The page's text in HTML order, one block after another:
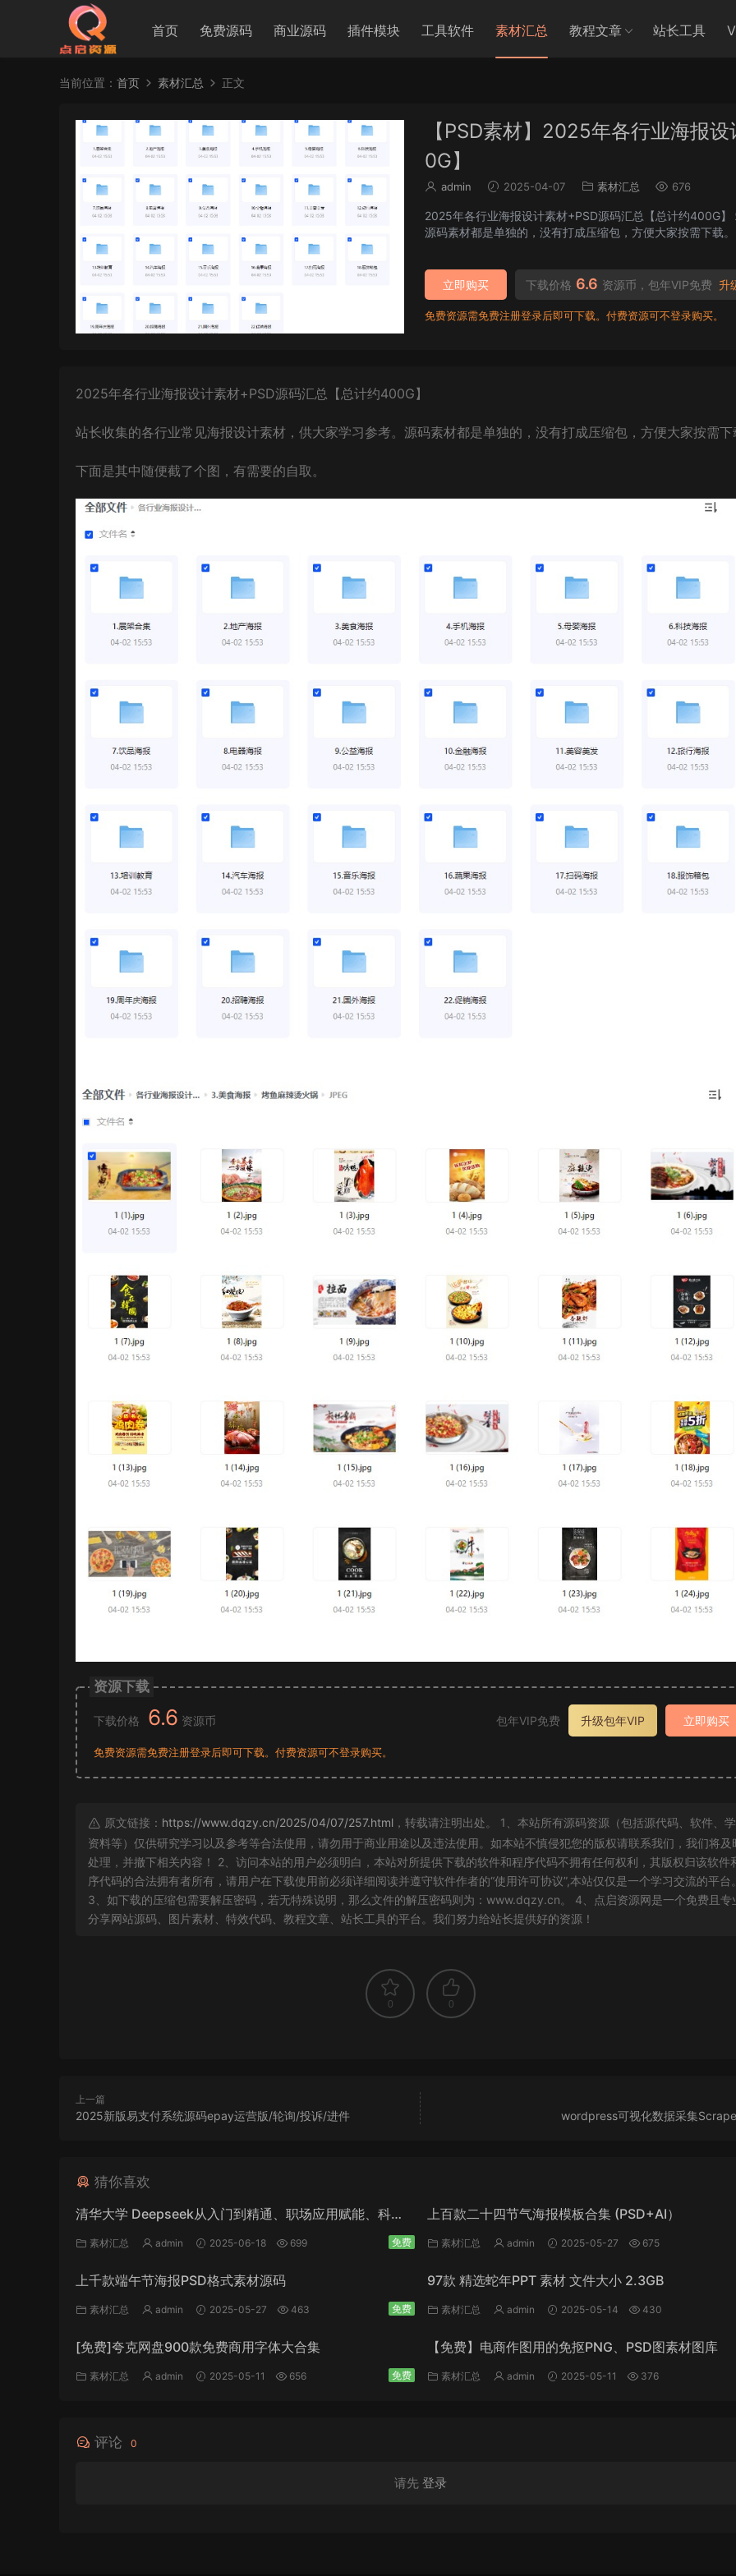
首页 免费源码 商业源码 插件模块 工具软件 素材汇总 教程文章 站长工具
当前位置： 首页 素材汇总 正文
【PSD素材】2025年各行业海报
0G】
admin 2025-04-07 素材汇总 676
2025年各行业海报设计素材+PSD源码汇总【总计约400G】 站长收集的各行业常见海报设计素材，供大家学习参考。
下载价格 6.6 资源币，包年VIP免费 升
立即购买
免费资源需免费注册登录后即可下载。付费资源可不登录购买。
2025年各行业海报设计素材+PSD源码汇总【总计约400G】
站长收集的各行业常见海报设计素材，供大家学习参考。源码素材都是单独的，没有打成压缩包，方便大家按需下
下面是其中随便截了个图，有需要的自取。
资源下载
下载价格 6.6 资源币 包年VIP免费 升级包年VIP 立即购买
免费资源需免费注册登录后即可下载。付费资源可不登录购买。
原文链接： https://www.dqzy.cn/2025/04/07/257.html ，转载请注明出处。 1、本站所有源码资源（包括源代码、软件、
资料等）仅供研究学习以及参考等合法使用，请勿用于商业用途以及违法使用。如本站不慎侵犯您的版权请联系我们，我们将及
处理，并撤下相关内容！ 2、访问本站的用户必须明白，本站对所提供下载的软件和程序代码不拥有任何权利，其版权归该软件
序代码的合法拥有者所有，请用户在下载使用前必须详细阅读并遵守软件作者的“使用许可协议”,本站仅仅是一个学习交流的平台
3、如下载的压缩包需要解压密码，若无特殊说明，那么文件的解压密码则为：www.dqzy.cn。 4、点启资源网是一个免费且专
分享网站源码、图片素材、特效代码、教程文章、站长工具的平台。我们努力给站长提供好的资源！
0 0
上一篇
2025新版易支付系统源码epay运营版/轮询/投诉/进件 wordpress可视化数据采集
猜你喜欢
清华大学 Deepseek从入门到精通、职场应用赋能、科
研、红利与幻觉 五弹合集
素材汇总 admin 2025-06-18 699 免费
上百款二十四节气海报模板合集 (PSD+AI）
素材汇总 admin 2025-05-27 675
上千款端午节海报PSD格式素材源码
素材汇总 admin 2025-05-27 463 免费
97款 精选蛇年PPT 素材 文件大小 2.3GB
素材汇总 admin 2025-05-14 430
[免费]夸克网盘900款免费商用字体大合集
素材汇总 admin 2025-05-11 656 免费
【免费】电商作图用的免抠PNG、PSD图素材图库
素材汇总 admin 2025-05-11 376
评论 0
请先 登录